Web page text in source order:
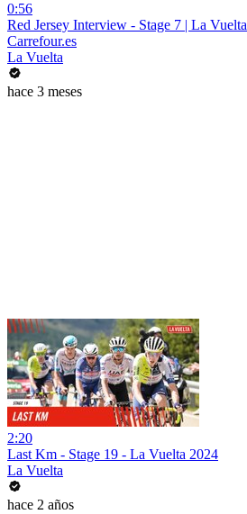
0:56
Red Jersey Interview - Stage 7 | La
Carrefour.es
La Vuelta
hace 3 meses
2:20
Last Km - Stage 19 - La Vuelta 2024
La Vuelta
hace 2 años